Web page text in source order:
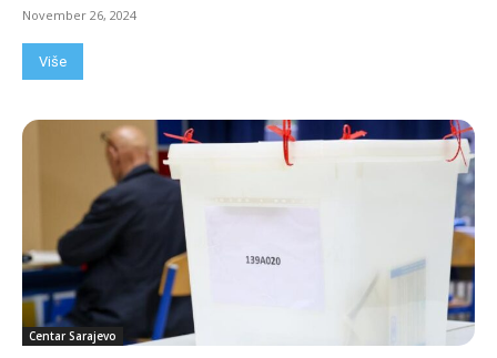
November 26, 2024
Više
Centar Sarajevo